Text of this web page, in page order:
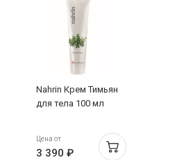
Nahrin Крем Тимьян
для тела 100 мл
Цена от
3 390 ₽